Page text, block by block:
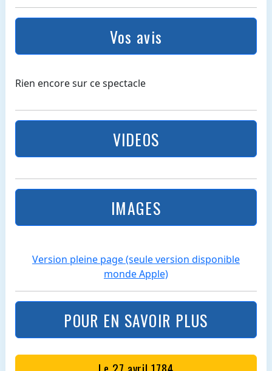
Vos avis
Rien encore sur ce spectacle
VIDEOS
IMAGES
Version pleine page (seule version disponible
monde Apple)
POUR EN SAVOIR PLUS